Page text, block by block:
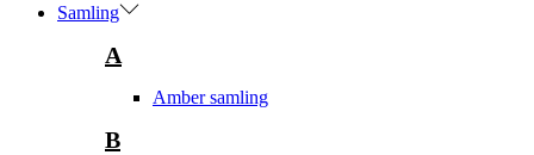
Samling
A
Amber samling
B